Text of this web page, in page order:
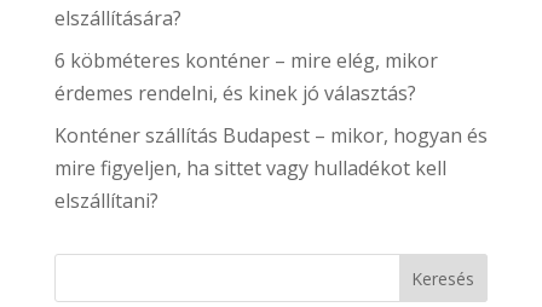
elszállítására?
6 köbméteres konténer – mire elég, mikor
érdemes rendelni, és kinek jó választás?
Konténer szállítás Budapest – mikor, hogyan és
mire figyeljen, ha sittet vagy hulladékot kell
elszállítani?